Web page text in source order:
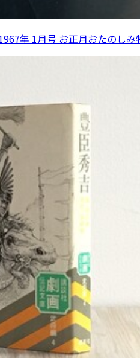
年 1月号 お正月おたのしみ